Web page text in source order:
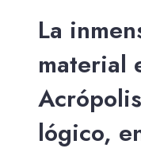
La
material
lógico,